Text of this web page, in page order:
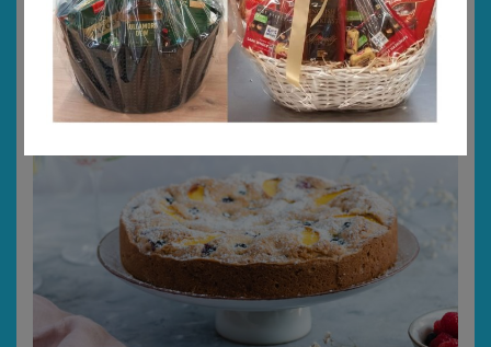
20 50 minut